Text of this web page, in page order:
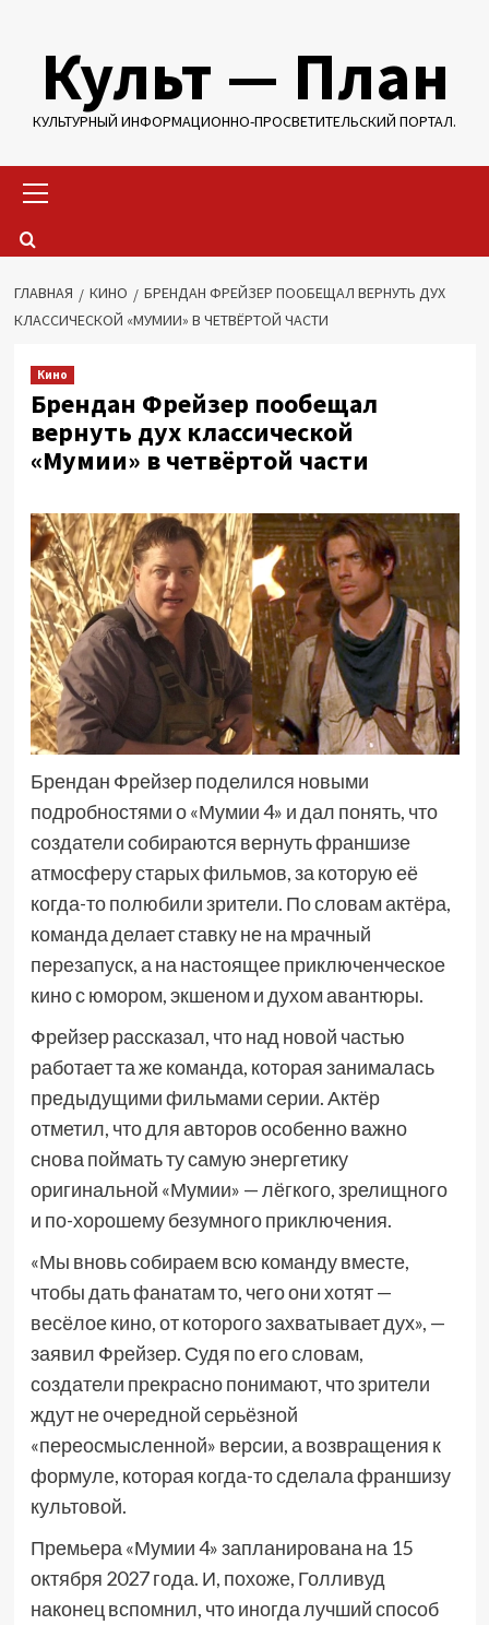
содержимому
Культ — План
КУЛЬТУРНЫЙ ИНФОРМАЦИОННО-ПРОСВЕТИТЕЛЬСКИЙ ПОРТАЛ.
меню
ГЛАВНАЯ КИНО
БРЕНДАН ФРЕЙЗЕР ПООБЕЩАЛ ВЕРНУТЬ ДУХ
КЛАССИЧЕСКОЙ «МУМИИ» В ЧЕТВЁРТОЙ ЧАСТИ
Кино
Брендан Фрейзер пообещал
вернуть дух классической
«Мумии» в четвёртой части
Брендан Фрейзер поделился новыми
подробностями о «Мумии 4» и дал понять, что
создатели собираются вернуть франшизе
атмосферу старых фильмов, за которую её
когда-то полюбили зрители. По словам актёра,
команда делает ставку не на мрачный
перезапуск, а на настоящее приключенческое
кино с юмором, экшеном и духом авантюры.
Фрейзер рассказал, что над новой частью
работает та же команда, которая занималась
предыдущими фильмами серии. Актёр
отметил, что для авторов особенно важно
снова поймать ту самую энергетику
оригинальной «Мумии» — лёгкого, зрелищного
и по-хорошему безумного приключения.
«Мы вновь собираем всю команду вместе,
чтобы дать фанатам то, чего они хотят —
весёлое кино, от которого захватывает дух», —
заявил Фрейзер. Судя по его словам,
создатели прекрасно понимают, что зрители
ждут не очередной серьёзной
«переосмысленной» версии, а возвращения к
формуле, которая когда-то сделала франшизу
культовой.
Премьера «Мумии 4» запланирована на 15
октября 2027 года. И, похоже, Голливуд
наконец вспомнил, что иногда лучший способ